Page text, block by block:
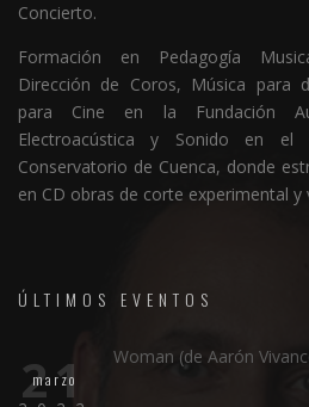
Concierto.
Formación en Pedagogía
Dirección de Coros, Música para
para Cine en la Fundación
Electroacústica y Sonido en el
Conservatorio de Cuenca, donde
en CD obras de corte experimental y
ÚLTIMOS EVENTOS
21
marzo
Woman (de Aarón